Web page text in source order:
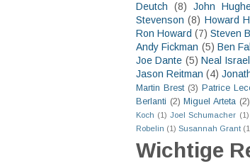
Deutch
(8) John
Stevenson (8) Howard
Ron Howard (7) Steven
Andy Fickman (5) Ben
Joe Dante (5) Neal Israel
Jason Reitman (4)
Martin Brest (3) Patrice
Berlanti (2) Miguel Arteta (2)
Koch (1) Joel Schumacher (1)
Robelin (1) Susannah Grant
Wichtige